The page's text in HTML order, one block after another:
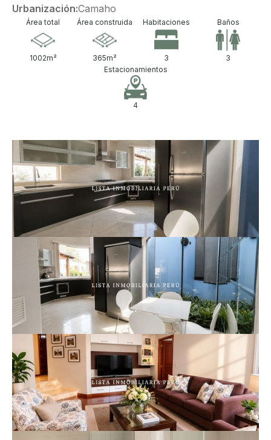
Urbanización:Camaho
Área total
1002m²
Área construida
365m²
Habitaciones
3
Baños
3
Estacionamientos
4